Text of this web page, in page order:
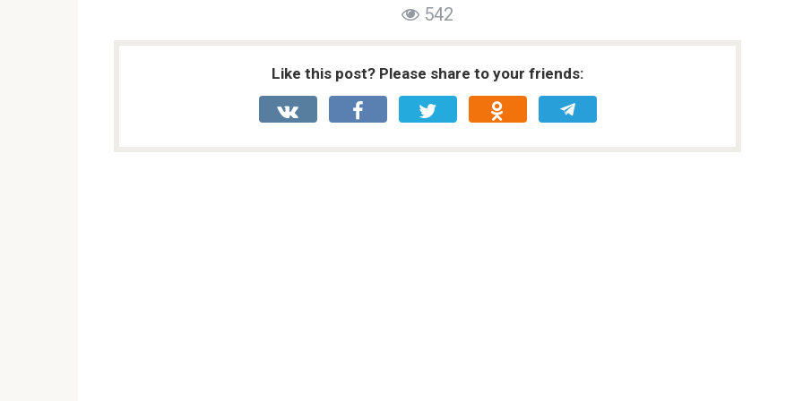
542
Like this post? Please share to your friends: